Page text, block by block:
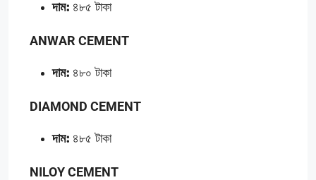
দাম: ৪৮৫ টাকা
ANWAR CEMENT
দাম: ৪৮০ টাকা
DIAMOND CEMENT
দাম: ৪৮৫ টাকা
NILOY CEMENT